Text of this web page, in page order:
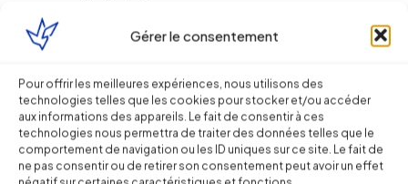
Gérer le consentement
Pour offrir les meilleures expériences, nous utilisons des
technologies telles que les cookies pour stocker et/ou accéder
aux informations des appareils. Le fait de consentir à ces
technologies nous permettra de traiter des données telles que le
comportement de navigation ou les ID uniques sur ce site. Le fait de
ne pas consentir ou de retirer son consentement peut avoir un effet
soumettaient (le membre) à la discipline du
club, celui-ci ne se trouvait pas, à l’égard
du club, dans un lien de subordination
caractéristique du contrat de travail».